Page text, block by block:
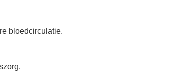
bloedcirculatie.